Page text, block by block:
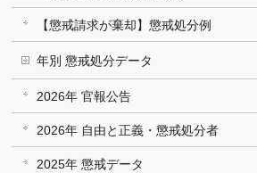
【懲戒請求が棄却】懲戒処分例
年別 懲戒処分データ
2026年 官報公告
2026年 自由と正義・懲戒処分者
2025年 懲戒データ